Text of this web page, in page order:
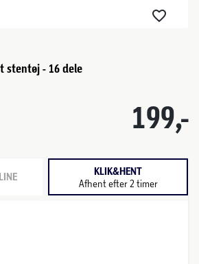
stentøj - 16 dele
199,-
KLIK&HENT
Afhent efter 2 timer